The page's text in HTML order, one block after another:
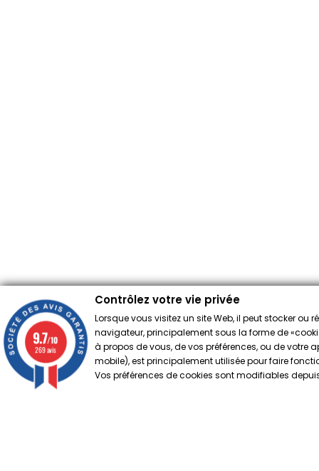
Contrôlez votre vie privée
Lorsque vous visitez un site Web, il peut stocker ou
navigateur, principalement sous la forme de
à propos de vous, de vos préférences, ou de votre
mobile), est principalement utilisée pour faire
Vos préférences de cookies sont modifiables
9.7/10
269 avis